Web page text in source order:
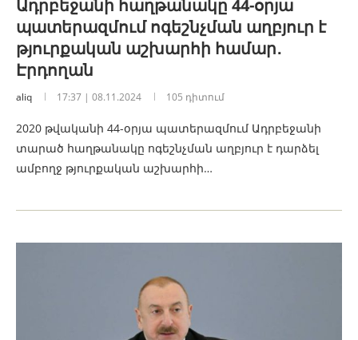
Ադրբեջանի հաղթանակը 44-օրյա
պատերազմում ոգեշնչման աղբյուր է
թյուրքական աշխարհի համար․
Էրդողան
aliq 17:37 | 08.11.2024 105 դիտում
2020 թվականի 44-օրյա պատերազմում Ադրբեջանի
տարած հաղթանակը ոգեշնչման աղբյուր է դարձել
ամբողջ թյուրքական աշխարհի…